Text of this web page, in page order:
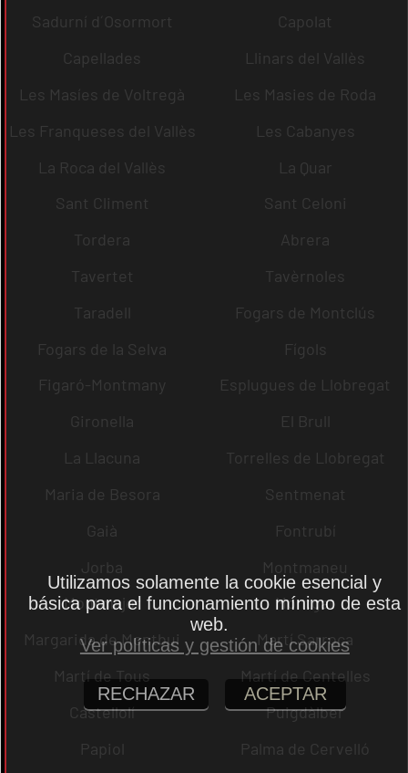
Sadurní d´Osormort
Capolat
Capellades
Llinars del Vallès
Les Masíes de Voltregà
Les Masies de Roda
Les Franqueses del Vallès
Les Cabanyes
La Roca del Vallès
La Quar
Sant Climent
Sant Celoni
Tordera
Abrera
Tavertet
Tavèrnoles
Taradell
Fogars de Montclús
Fogars de la Selva
Fígols
Figaró-Montmany
Esplugues de Llobregat
Gironella
El Brull
La Llacuna
Torrelles de Llobregat
Maria de Besora
Sentmenat
Gaià
Fontrubí
Jorba
Montmaneu
Montmajor
Montgat
Margarida de Montbui
Martí Sarroca
Martí de Tous
Martí de Centelles
Castellolí
Puigdàlber
Papiol
Palma de Cervelló
Utilizamos solamente la cookie esencial y
básica para el funcionamiento mínimo de esta
web.
Ver políticas y gestión de cookies
RECHAZAR ACEPTAR